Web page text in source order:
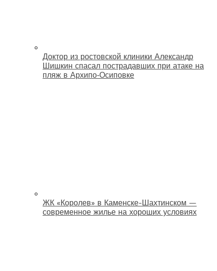
Доктор из ростовской клиники Александр
Шишкин спасал пострадавших при атаке на
пляж в Архипо‑Осиповке
ЖК «Королев» в Каменске-Шахтинском —
современное жилье на хороших условиях